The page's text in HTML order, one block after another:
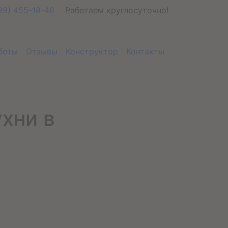
455-18-46 Работаем круглосуточно!
Отзывы Конструктор Контакты
в